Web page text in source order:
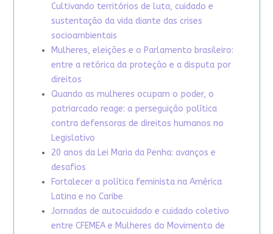
Cultivando territórios de luta, cuidado e
sustentação da vida diante das crises
socioambientais
Mulheres, eleições e o Parlamento brasileiro:
entre a retórica da proteção e a disputa por
direitos
Quando as mulheres ocupam o poder, o
patriarcado reage: a perseguição política
contra defensoras de direitos humanos no
Legislativo
20 anos da Lei Maria da Penha: avanços e
desafios
Fortalecer a política feminista na América
Latina e no Caribe
Jornadas de autocuidado e cuidado coletivo
entre CFEMEA e Mulheres do Movimento de